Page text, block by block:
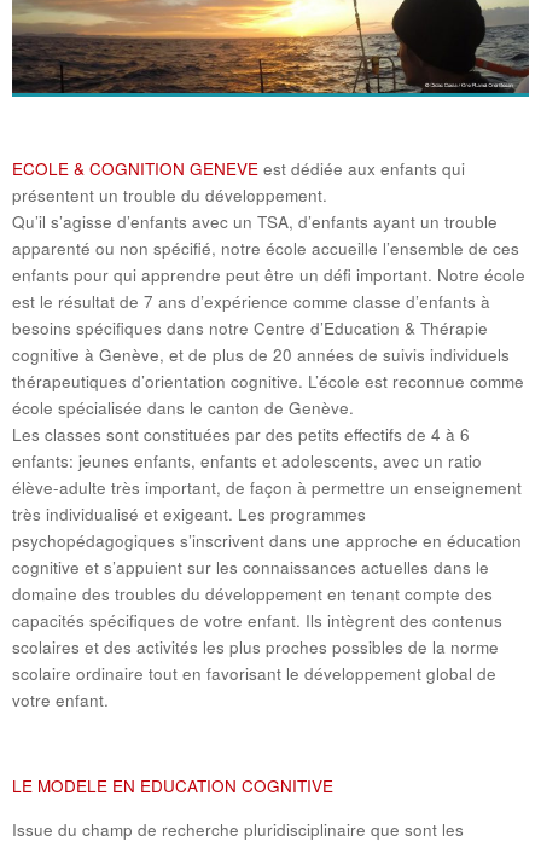
ECOLE & COGNITION GENEVE est dédiée aux enfants qui
présentent un trouble du développement.
Qu’il s’agisse d’enfants avec un TSA, d’enfants ayant un trouble
apparenté ou non spécifié, notre école accueille l’ensemble de ces
enfants pour qui apprendre peut être un défi important. Notre école
est le résultat de 7 ans d’expérience comme classe d’enfants à
besoins spécifiques dans notre Centre d’Education & Thérapie
cognitive à Genève, et de plus de 20 années de suivis individuels
thérapeutiques d’orientation cognitive. L’école est reconnue comme
école spécialisée dans le canton de Genève.
Les classes sont constituées par des petits effectifs de 4 à 6
enfants: jeunes enfants, enfants et adolescents, avec un ratio
élève-adulte très important, de façon à permettre un enseignement
très individualisé et exigeant. Les programmes
psychopédagogiques s’inscrivent dans une approche en éducation
cognitive et s’appuient sur les connaissances actuelles dans le
domaine des troubles du développement en tenant compte des
capacités spécifiques de votre enfant. Ils intègrent des contenus
scolaires et des activités les plus proches possibles de la norme
scolaire ordinaire tout en favorisant le développement global de
votre enfant.
LE MODELE EN EDUCATION COGNITIVE
Issue du champ de recherche pluridisciplinaire que sont les